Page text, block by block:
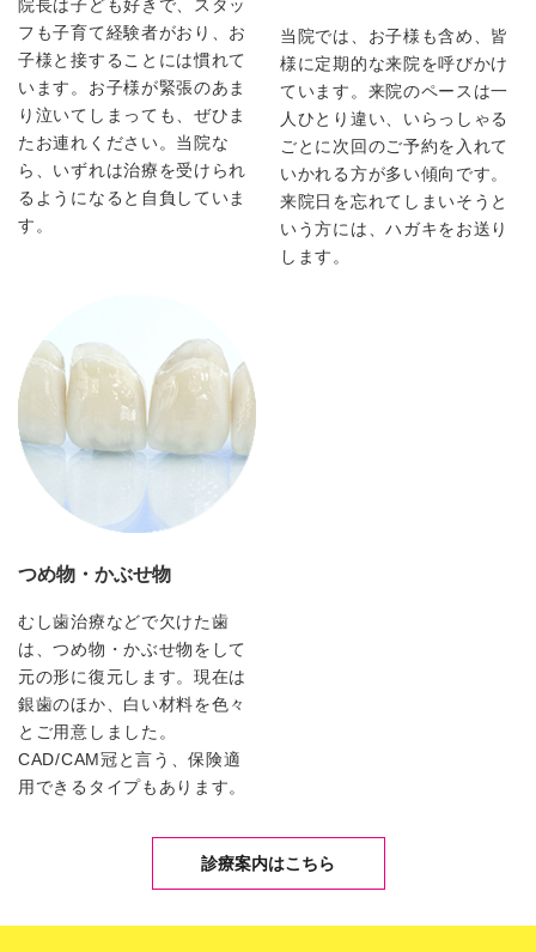
院長は子ども好きで、スタッ
フも子育て経験者がおり、お
子様と接することには慣れて
います。お子様が緊張のあま
り泣いてしまっても、ぜひま
たお連れください。当院な
ら、いずれは治療を受けられ
るようになると自負していま
す。
当院では、お子様も含め、皆
様に定期的な来院を呼びかけ
ています。来院のペースは一
人ひとり違い、いらっしゃる
ごとに次回のご予約を入れて
いかれる方が多い傾向です。
来院日を忘れてしまいそうと
いう方には、ハガキをお送り
します。
つめ物・かぶせ物
むし歯治療などで欠けた歯
は、つめ物・かぶせ物をして
元の形に復元します。現在は
銀歯のほか、白い材料を色々
とご用意しました。
CAD/CAM冠と言う、保険適
用できるタイプもあります。
診療案内はこちら